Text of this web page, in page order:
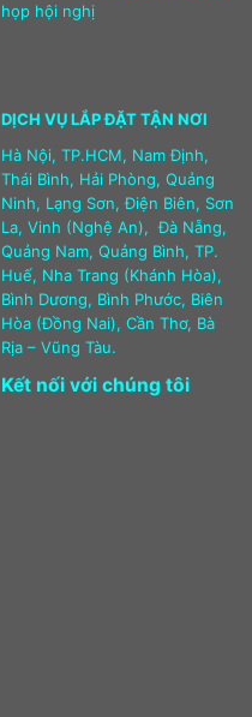
họp hội nghị
DỊCH VỤ LẮP ĐẶT TẬN NƠI
Hà Nội, TP.HCM, Nam Định,
Thái Bình, Hải Phòng, Quảng
Ninh, Lạng Sơn, Điện Biên, Sơn
La, Vinh (Nghệ An), Đà Nẵng,
Quảng Nam, Quảng Bình, TP.
Huế, Nha Trang (Khánh Hòa),
Bình Dương, Bình Phước, Biên
Hòa (Đồng Nai), Cần Thơ, Bà
Rịa – Vũng Tàu.
Kết nối với chúng tôi